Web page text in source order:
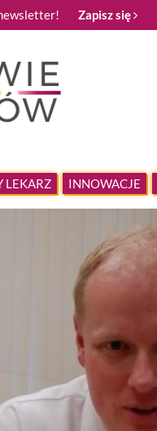
Zapisz się
LEKARZ INNOWACJE